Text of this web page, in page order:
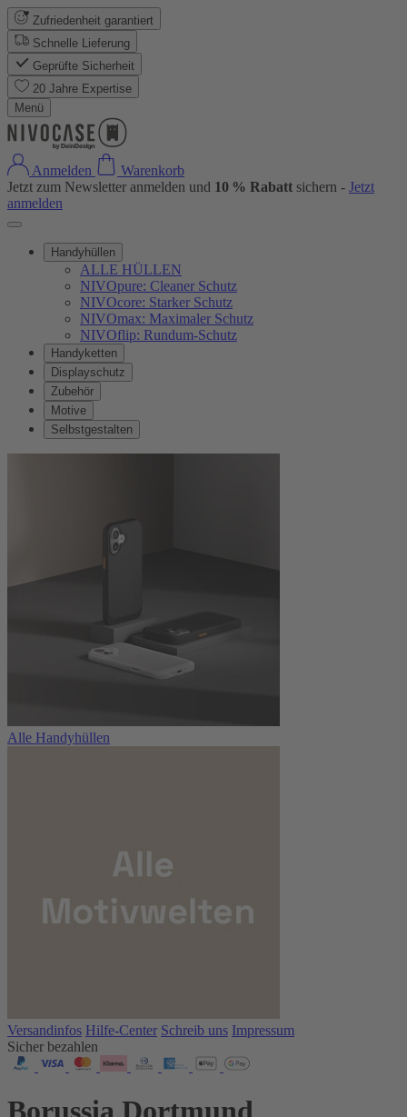
Zufriedenheit garantiert
Schnelle Lieferung
Geprüfte Sicherheit
20 Jahre Expertise
Menü
Anmelden
Warenkorb
Jetzt zum Newsletter anmelden und 10 % Rabatt sichern - Jetzt
anmelden
Handyhüllen
ALLE HÜLLEN
NIVOpure: Cleaner Schutz
NIVOcore: Starker Schutz
NIVOmax: Maximaler Schutz
NIVOflip: Rundum-Schutz
Handyketten
Displayschutz
Zubehör
Motive
Selbstgestalten
Alle Handyhüllen
Versandinfos Hilfe-Center Schreib uns Impressum
Sicher bezahlen